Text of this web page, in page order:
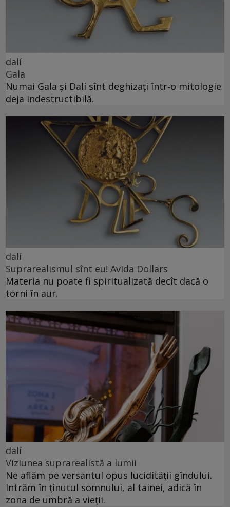
dalí
Gala
Numai Gala și Dalí sînt deghizați într‑o mitologie
deja indestructibilă.
dalí
Suprarealismul sînt eu! Avida Dollars
Materia nu poate fi spiritualizată decît dacă o
torni în aur.
dalí
Viziunea suprarealistă a lumii
Ne aflăm pe versantul opus lucidității gîndului.
Intrăm în ținutul somnului, al tainei, adică în
zona de umbră a vieții.